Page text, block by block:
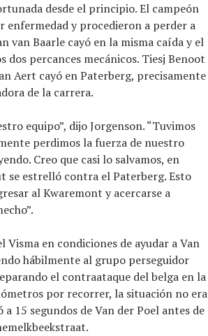
desde el principio. El campeón
enfermedad y procedieron a perder a
van Baarle cayó en la misma caída y el
percances mecánicos. Tiesj Benoot
Aert cayó en Paterberg, precisamente
de la carrera.
equipo”, dijo Jorgenson. “Tuvimos
perdimos la fuerza de nuestro
Creo que casi lo salvamos, en
se estrelló contra el Paterberg. Esto
al Kwaremont y acercarse a
en condiciones de ayudar a Van
hábilmente al grupo perseguidor
el contraataque del belga en la
por recorrer, la situación no era
15 segundos de Van der Poel antes de